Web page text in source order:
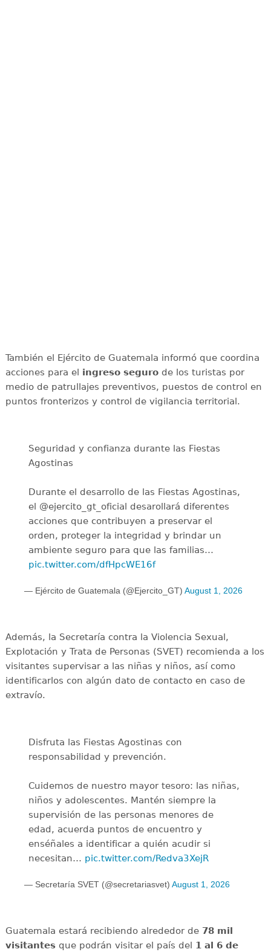
También el Ejército de Guatemala informó que coordina
acciones para el ingreso segurode los turistas por
medio de patrullajes preventivos, puestos de control en
puntos fronterizos y control de vigilancia territorial.
Seguridad y confianza durante las Fiestas
Agostinas
Durante el desarrollo de las Fiestas Agostinas,
el @ejercito_gt_oficial desarollará diferentes
acciones que contribuyen a preservar el
orden, proteger la integridad y brindar un
ambiente seguro para que las familias…
pic.twitter.com/dfHpcWE16f
— Ejército de Guatemala (@Ejercito_GT) August 1, 2026
Además, la Secretaría contra la Violencia Sexual,
Explotación y Trata de Personas (SVET) recomienda a los
visitantes supervisar a las niñas y niños, así como
identificarlos con algún dato de contacto en caso de
extravío.
Disfruta las Fiestas Agostinas con
responsabilidad y prevención.
Cuidemos de nuestro mayor tesoro: las niñas,
niños y adolescentes. Mantén siempre la
supervisión de las personas menores de
edad, acuerda puntos de encuentro y
enséñales a identificar a quién acudir si
necesitan… pic.twitter.com/Redva3XejR
— Secretaría SVET (@secretariasvet) August 1, 2026
Guatemala estará recibiendo alrededor de78 mil
visitantesque podrán visitar el país del 1 al 6 de